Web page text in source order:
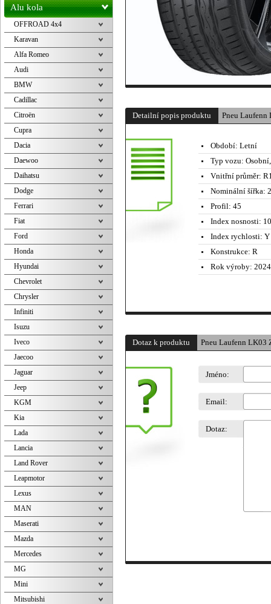
Detailní popis produktu Pneu
Období: Letní
Typ vozu:
Vnitřní průměr:
Nominální šířka:
Profil: 45
Index nosnosti:
Index rychlosti: Y
Konstrukce: R
Rok výroby:
Dotaz k produktu Pneu Laufenn LK03
Jméno:
Email:
Dotaz:
Alu kola
OFFROAD 4x4
Karavan
Alfa Romeo
Audi
BMW
Cadillac
Citroën
Cupra
Dacia
Daewoo
Daihatsu
Dodge
Ferrari
Fiat
Ford
Honda
Hyundai
Chevrolet
Chrysler
Infiniti
Isuzu
Iveco
Jaecoo
Jaguar
Jeep
KGM
Kia
Lada
Lancia
Land Rover
Leapmotor
Lexus
MAN
Maserati
Mazda
Mercedes
MG
Mini
Mitsubishi